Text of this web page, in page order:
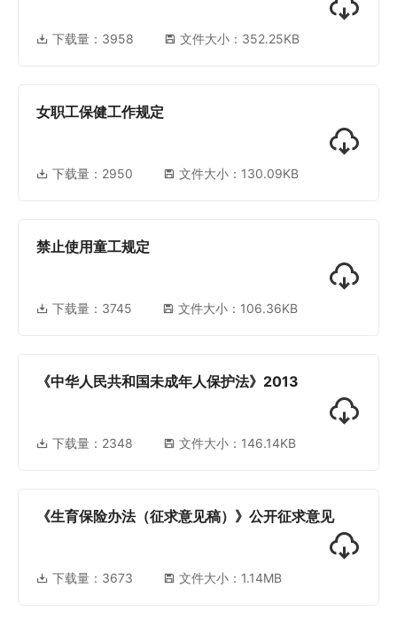
下载量： 3958 文件大小：352.25KB
女职工保健工作规定
下载量： 2950 文件大小：130.09KB
禁止使用童工规定
下载量： 3745 文件大小：106.36KB
《中华人民共和国未成年人保护法》2013
下载量： 2348 文件大小：146.14KB
《生育保险办法（征求意见稿）》公开征求意见
下载量： 3673 文件大小：1.14MB